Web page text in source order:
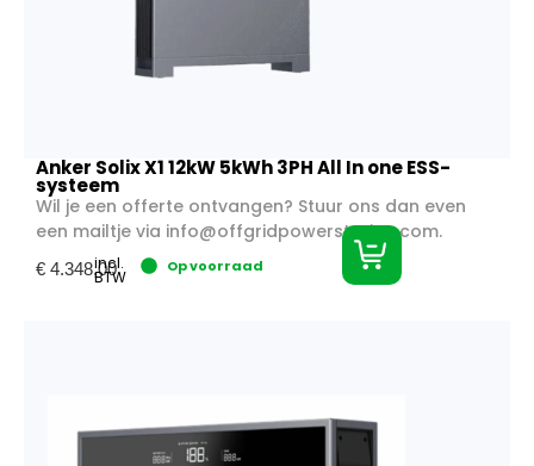
Anker Solix X1 12kW 5kWh 3PH All In one ESS-
systeem
Wil je een offerte ontvangen? Stuur ons dan even
een mailtje via info@offgridpowerstation.com.
€ 4.348,00
incl.
BTW
Op voorraad